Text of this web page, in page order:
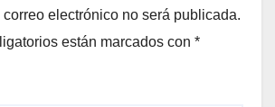
electrónico no será publicada.
están marcados con *